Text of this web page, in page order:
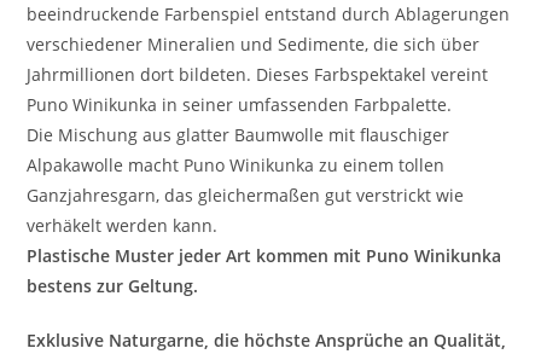
beeindruckende Farbenspiel entstand durch Ablagerungen
verschiedener Mineralien und Sedimente, die sich über
Jahrmillionen dort bildeten. Dieses Farbspektakel vereint
Puno Winikunka in seiner umfassenden Farbpalette.
Die Mischung aus glatter Baumwolle mit flauschiger
Alpakawolle macht Puno Winikunka zu einem tollen
Ganzjahresgarn, das gleichermaßen gut verstrickt wie
verhäkelt werden kann.
Plastische Muster jeder Art kommen mit Puno Winikunka
bestens zur Geltung.
Exklusive Naturgarne, die höchste Ansprüche an Qualität,